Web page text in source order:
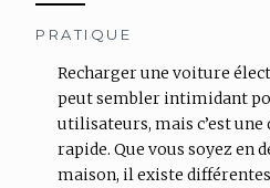
PRATIQUE
Recharger une voiture
peut sembler intimidant
utilisateurs, mais c’est
rapide. Que vous soyez en
maison, il existe